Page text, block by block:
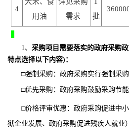
4
用油
需求
批
1、 采购项目需要落实的政府采购
特点选择以下内容)：
□强制采购：政府采购实行强制采购
□优先采购：政府采购鼓励采购节能
□价格评审优惠：政府采购促进中
狱企业发展、政府采购促进残疾人就业